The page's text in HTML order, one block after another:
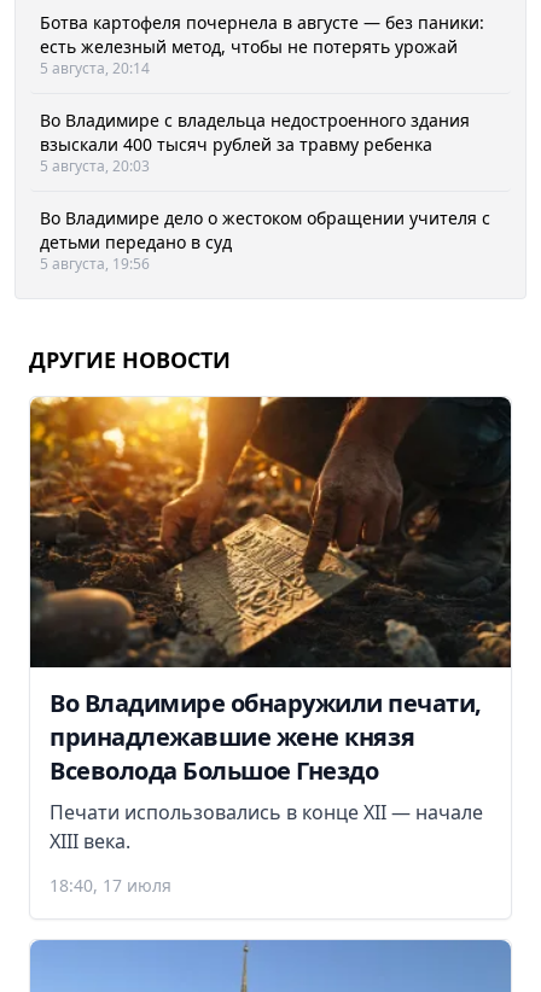
Ботва картофеля почернела в августе — без паники:
есть железный метод, чтобы не потерять урожай
5 августа, 20:14
Во Владимире с владельца недостроенного здания
взыскали 400 тысяч рублей за травму ребенка
5 августа, 20:03
Во Владимире дело о жестоком обращении учителя с
детьми передано в суд
5 августа, 19:56
ДРУГИЕ НОВОСТИ
Во Владимире обнаружили печати,
принадлежавшие жене князя
Всеволода Большое Гнездо
Печати использовались в конце XII — начале
XIII века.
18:40, 17 июля